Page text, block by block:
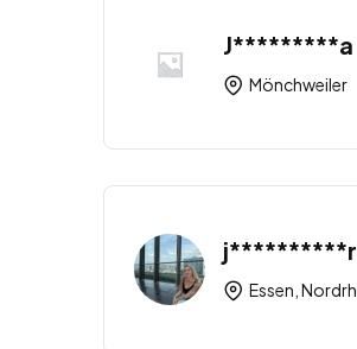
J*********a
Mönchweiler
j**********r
Essen,